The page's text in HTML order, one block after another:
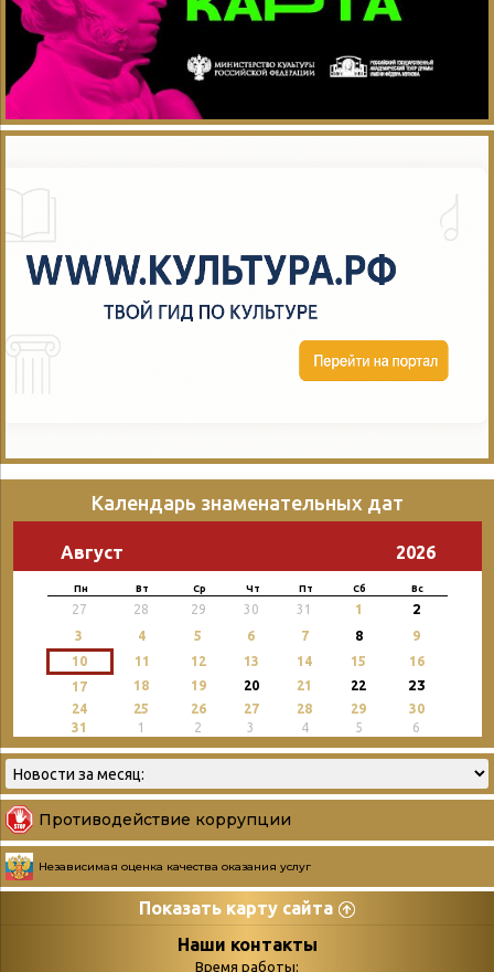
Календарь знаменательных дат
Август 2026
Пн Вт Ср Чт Пт Сб Вс
27 28 29 30 31 1 2
3 4 5 6 7 8
9
10
11 12 13 14 15
16
17
18 19 20 21 22 23
24 25 26 27 28 29
30
31
1 2 3 4 5 6
Противодействие коррупции
Независимая оценка качества оказания услуг
Показать карту сайта
СтраницыНаши контакты
Время работы: